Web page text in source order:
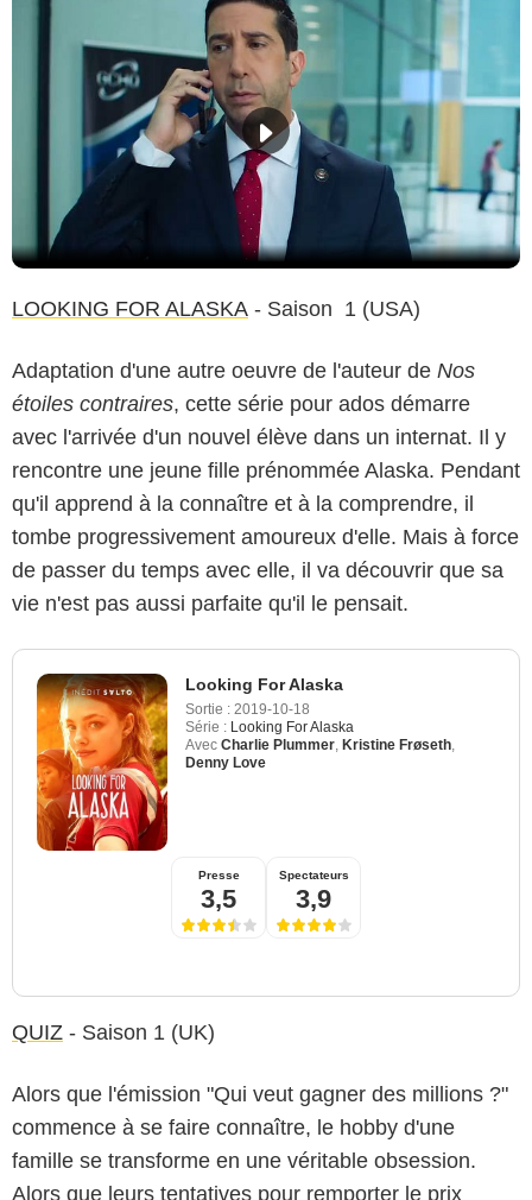
LOOKING FOR ALASKA - Saison 1 (USA)
Adaptation d'une autre oeuvre de l'auteur de Nos
étoiles contraires, cette série pour ados démarre
avec l'arrivée d'un nouvel élève dans un internat. Il y
rencontre une jeune fille prénommée Alaska. Pendant
qu'il apprend à la connaître et à la comprendre, il
tombe progressivement amoureux d'elle. Mais à force
de passer du temps avec elle, il va découvrir que sa
vie n'est pas aussi parfaite qu'il le pensait.
Looking For Alaska
Sortie : 2019-10-18
Série : Looking For Alaska
Avec Charlie Plummer, Kristine Frøseth,
Denny Love
Presse
3,5
Spectateurs
3,9
QUIZ - Saison 1 (UK)
Alors que l'émission "Qui veut gagner des millions ?"
commence à se faire connaître, le hobby d'une
famille se transforme en une véritable obsession.
Alors que leurs tentatives pour remporter le prix